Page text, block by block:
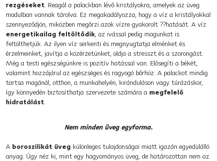
rezgéseket. Reagál a palackban lévő kristályokra, amelyek az üveg
modulban vannak tárolva. Ez megakadályozza, hogy a víz a kristályokkal
szennyeződjön, miközben megőrzi azok vízre gyakorolt ??hatását. A víz
energetikailag feltöltődik, az ivással pedig magunkat is
feltölthetjük. Az ilyen víz serkenti és megnyugtatja elménket és
érzelmeinket, javítja a közérzetünket, oldja a stresszt és a szorongást.
Még a testi egészségünkre is pozitív hatással van. Elősegíti a békét,
valamint hozzájárul az egészséges és ragyogó bőrhöz. A palackot mindig
tartsa magánál, otthon, a munkahelyén, kiránduláson vagy túrázáskor,
így könnyedén biztosíthatja szervezete számára a megfelelő
hidratálást.
Nem minden üveg egyforma.
A boroszilikát üveg különleges tulajdonságai miatt igazán egyedülálló
anyag. Úgy néz ki, mint egy hagyományos üveg, de határozottan nem az.